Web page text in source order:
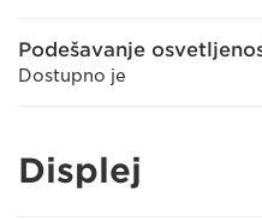
Podešavanje
Dostupno je
Displej